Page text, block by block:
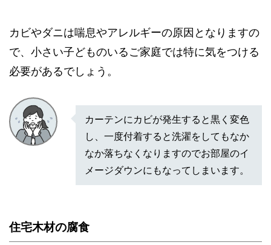
カビやダニは喘息やアレルギーの原因となりますの
で、小さい子どものいるご家庭では特に気をつける
必要があるでしょう。
カーテンにカビが発生すると黒く変色
し、一度付着すると洗濯をしてもなか
なか落ちなくなりますのでお部屋のイ
メージダウンにもなってしまいます。
住宅木材の腐食